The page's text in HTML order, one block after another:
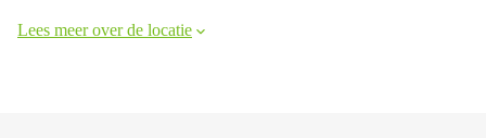
Lees meer over de locatie